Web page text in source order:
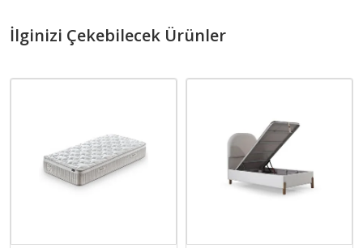
İlginizi Çekebilecek Ürünler